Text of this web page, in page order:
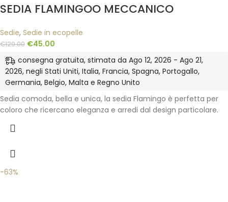
SEDIA FLAMINGOO MECCANICO
Sedie, Sedie in ecopelle
€129.00 €45.00
consegna gratuita, stimata da Ago 12, 2026 - Ago 21,
2026, negli Stati Uniti, Italia, Francia, Spagna, Portogallo,
Germania, Belgio, Malta e Regno Unito
Sedia comoda, bella e unica, la sedia Flamingo è perfetta per
coloro che ricercano eleganza e arredi dal design particolare.
-63%